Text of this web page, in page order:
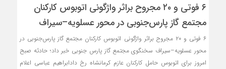
۶ فوتی و ۲۰ مجروح براثر واژگونی اتوبوس کارکنان
مجتمع گاز پارس‌جنوبی در محور عسلویه–سیراف
۶ فوتی و ۲۰ مجروح براثر واژگونی اتوبوس کارکنان مجتمع گاز پارس‌جنوبی در
محور عسلویه–سیراف سخنگوی مجتمع گاز پارس جنوبی خبر داد؛ حادثه صبح
امروز برای اتوبوس حامل کارکنان عازم کرمانشاه رخ دادابراهیم عباسی اعلام